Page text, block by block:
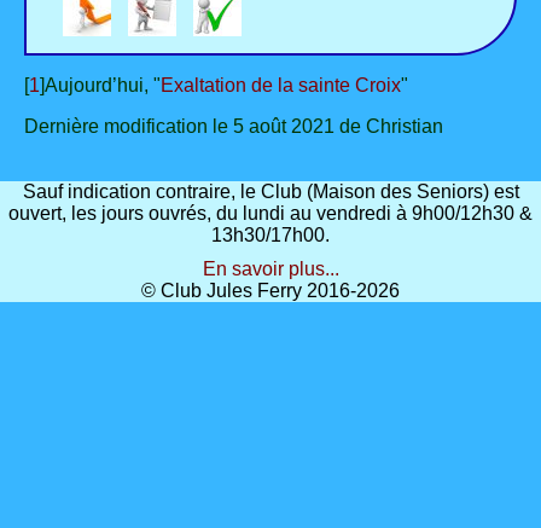
[1]Aujourd’hui, "Exaltation de la sainte Croix"
Dernière modification le 5 août 2021 de Christian
Sauf indication contraire, le Club (Maison des Seniors) est
ouvert, les jours ouvrés, du lundi au vendredi à 9h00/12h30 &
13h30/17h00.
En savoir plus...
© Club Jules Ferry 2016-2026